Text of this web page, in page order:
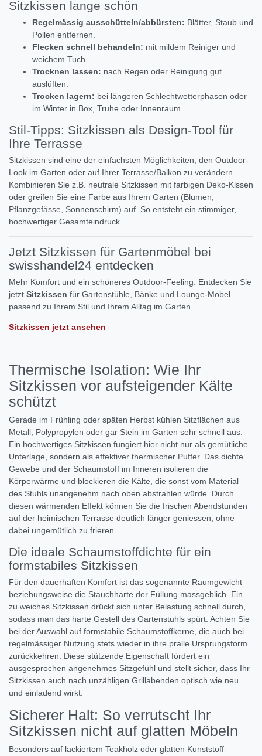
Sitzkissen lange schön
Regelmässig ausschütteln/abbürsten: Blätter, Staub und
Pollen entfernen.
Flecken schnell behandeln: mit mildem Reiniger und
weichem Tuch.
Trocknen lassen: nach Regen oder Reinigung gut
auslüften.
Trocken lagern: bei längeren Schlechtwetterphasen oder
im Winter in Box, Truhe oder Innenraum.
Stil-Tipps: Sitzkissen als Design-Tool für
Ihre Terrasse
Sitzkissen sind eine der einfachsten Möglichkeiten, den Outdoor-
Look im Garten oder auf Ihrer Terrasse/Balkon zu verändern.
Kombinieren Sie z.B. neutrale Sitzkissen mit farbigen Deko-Kissen
oder greifen Sie eine Farbe aus Ihrem Garten (Blumen,
Pflanzgefässe, Sonnenschirm) auf. So entsteht ein stimmiger,
hochwertiger Gesamteindruck.
Jetzt Sitzkissen für Gartenmöbel bei
swisshandel24 entdecken
Mehr Komfort und ein schöneres Outdoor-Feeling: Entdecken Sie
jetzt Sitzkissen für Gartenstühle, Bänke und Lounge-Möbel –
passend zu Ihrem Stil und Ihrem Alltag im Garten.
Sitzkissen jetzt ansehen
Thermische Isolation: Wie Ihr
Sitzkissen vor aufsteigender Kälte
schützt
Gerade im Frühling oder späten Herbst kühlen Sitzflächen aus
Metall, Polypropylen oder gar Stein im Garten sehr schnell aus.
Ein hochwertiges Sitzkissen fungiert hier nicht nur als gemütliche
Unterlage, sondern als effektiver thermischer Puffer. Das dichte
Gewebe und der Schaumstoff im Inneren isolieren die
Körperwärme und blockieren die Kälte, die sonst vom Material
des Stuhls unangenehm nach oben abstrahlen würde. Durch
diesen wärmenden Effekt können Sie die frischen Abendstunden
auf der heimischen Terrasse deutlich länger geniessen, ohne
dabei ungemütlich zu frieren.
Die ideale Schaumstoffdichte für ein
formstabiles Sitzkissen
Für den dauerhaften Komfort ist das sogenannte Raumgewicht
beziehungsweise die Stauchhärte der Füllung massgeblich. Ein
zu weiches Sitzkissen drückt sich unter Belastung schnell durch,
sodass man das harte Gestell des Gartenstuhls spürt. Achten Sie
bei der Auswahl auf formstabile Schaumstoffkerne, die auch bei
regelmässiger Nutzung stets wieder in ihre pralle Ursprungsform
zurückkehren. Diese stützende Eigenschaft fördert ein
ausgesprochen angenehmes Sitzgefühl und stellt sicher, dass Ihr
Sitzkissen auch nach unzähligen Grillabenden optisch wie neu
und einladend wirkt.
Sicherer Halt: So verrutscht Ihr
Sitzkissen nicht auf glatten Möbeln
Besonders auf lackiertem Teakholz oder glatten Kunststoff-